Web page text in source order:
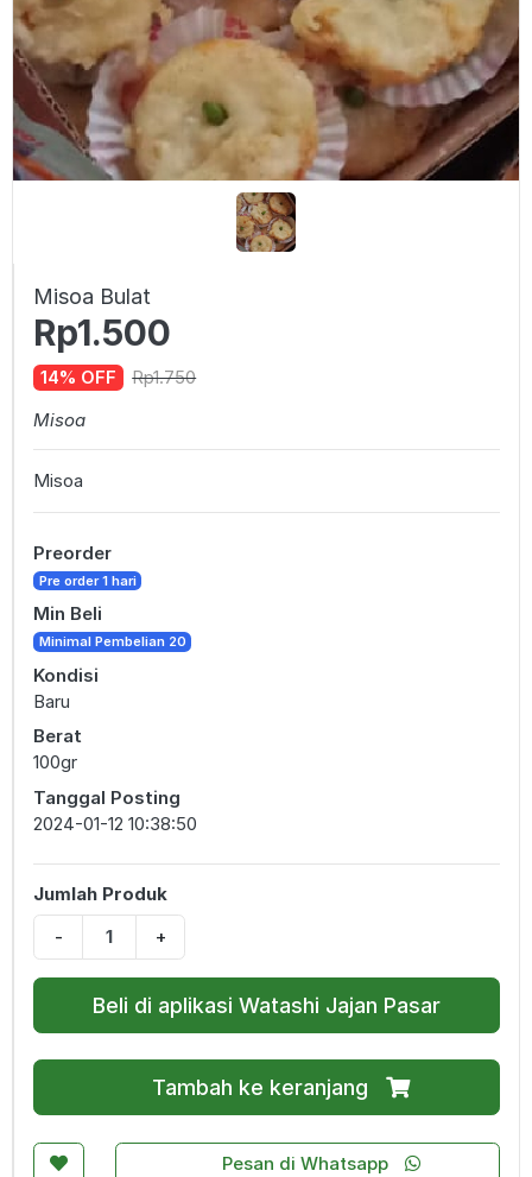
Misoa Bulat
Rp1.500
14% OFF
Rp1.750
Misoa
Misoa
Preorder
Pre order 1 hari
Min Beli
Minimal Pembelian 20
Kondisi
Baru
Berat
100gr
Tanggal Posting
2024-01-12 10:38:50
Jumlah Produk
-
+
Beli di aplikasi Watashi Jajan Pasar
Tambah ke keranjang
Pesan di Whatsapp